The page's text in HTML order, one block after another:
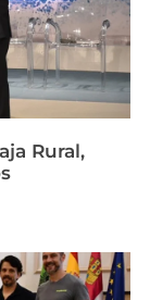
Rural,